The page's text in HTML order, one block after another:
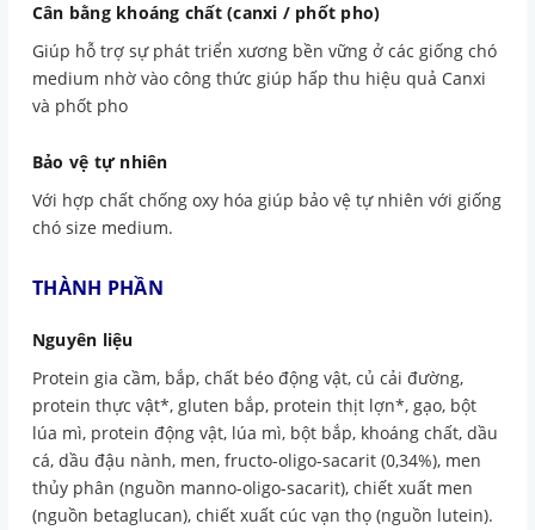
Cân bằng khoáng chất (canxi / phốt pho)
Giúp hỗ trợ sự phát triển xương bền vững ở các giống chó
medium nhờ vào công thức giúp hấp thu hiệu quả Canxi
và phốt pho
Bảo vệ tự nhiên
Với hợp chất chống oxy hóa giúp bảo vệ tự nhiên với giống
chó size medium.
THÀNH PHẦN
Nguyên liệu
Protein gia cầm, bắp, chất béo động vật, củ cải đường,
protein thực vật*, gluten bắp, protein thịt lợn*, gạo, bột
lúa mì, protein động vật, lúa mì, bột bắp, khoáng chất, dầu
cá, dầu đậu nành, men, fructo-oligo-sacarit (0,34%), men
thủy phân (nguồn manno-oligo-sacarit), chiết xuất men
(nguồn betaglucan), chiết xuất cúc vạn thọ (nguồn lutein).